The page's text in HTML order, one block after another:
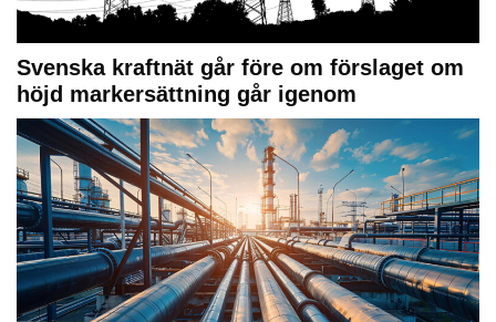
Svenska kraftnät går före om förslaget om
höjd markersättning går igenom